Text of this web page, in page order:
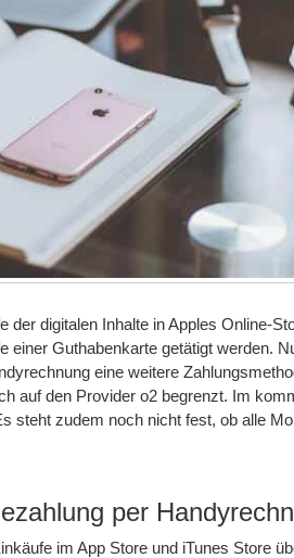
der digitalen Inhalte in Apples Online-
einer Guthabenkarte getätigt werden.
eine weitere
auf den Provider o2 begrenzt. Im
steht zudem noch nicht fest, ob alle
per
im App Store und iTunes Store